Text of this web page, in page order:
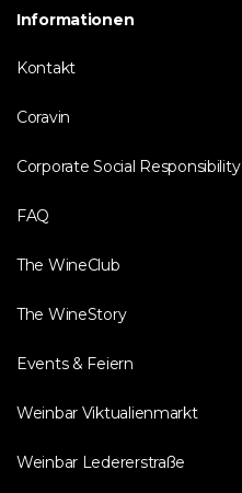
Informationen
Kontakt
Coravin
Corporate Social Responsibility
FAQ
The WineClub
The WineStory
Events & Feiern
Weinbar Viktualienmarkt
Weinbar Ledererstraße